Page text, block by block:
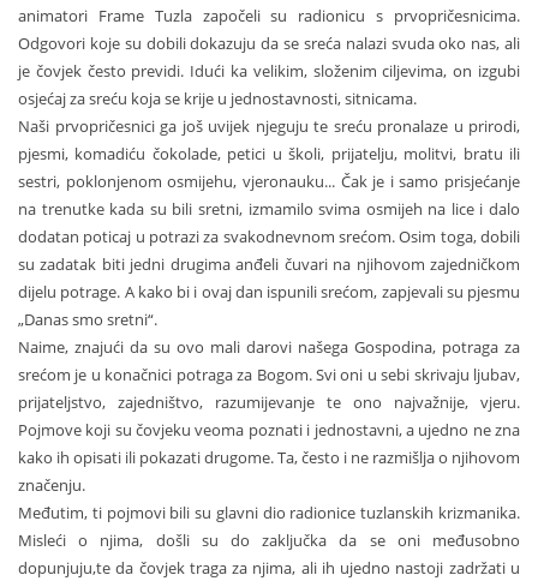
animatori Frame Tuzla započeli su radionicu s prvopričesnicima.
Odgovori koje su dobili dokazuju da se sreća nalazi svuda oko nas, ali
je čovjek često previdi. Idući ka velikim, složenim ciljevima, on izgubi
osjećaj za sreću koja se krije u jednostavnosti, sitnicama.
Naši prvopričesnici ga još uvijek njeguju te sreću pronalaze u prirodi,
pjesmi, komadiću čokolade, petici u školi, prijatelju, molitvi, bratu ili
sestri, poklonjenom osmijehu, vjeronauku... Čak je i samo prisjećanje
na trenutke kada su bili sretni, izmamilo svima osmijeh na lice i dalo
dodatan poticaj u potrazi za svakodnevnom srećom. Osim toga, dobili
su zadatak biti jedni drugima anđeli čuvari na njihovom zajedničkom
dijelu potrage. A kako bi i ovaj dan ispunili srećom, zapjevali su pjesmu
„Danas smo sretni“.
Naime, znajući da su ovo mali darovi našega Gospodina, potraga za
srećom je u konačnici potraga za Bogom. Svi oni u sebi skrivaju ljubav,
prijateljstvo, zajedništvo, razumijevanje te ono najvažnije, vjeru.
Pojmove koji su čovjeku veoma poznati i jednostavni, a ujedno ne zna
kako ih opisati ili pokazati drugome. Ta, često i ne razmišlja o njihovom
značenju.
Međutim, ti pojmovi bili su glavni dio radionice tuzlanskih krizmanika.
Misleći o njima, došli su do zaključka da se oni međusobno
dopunjuju,te da čovjek traga za njima, ali ih ujedno nastoji zadržati u